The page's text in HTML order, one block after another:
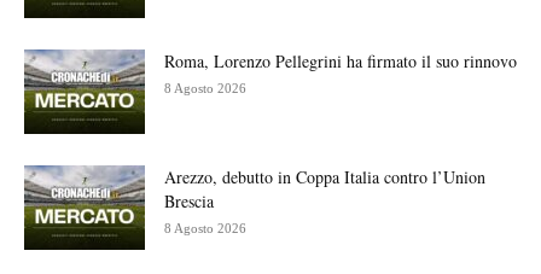
Roma, Lorenzo Pellegrini ha firmato il suo rinnovo
8 Agosto 2026
Arezzo, debutto in Coppa Italia contro l’Union
Brescia
8 Agosto 2026